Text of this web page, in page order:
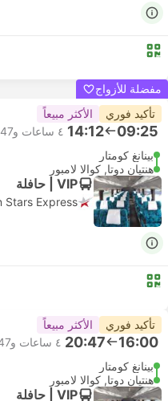
مفضلة للأزواج
تأكيد فوري
الأكثر مبيعاً
09:25
14:12 ٤ ساعات و‫47 دقائق
بينانغ كومتار
هنتيان دوتا, كوالا لامبور
VIP | حافلة
Stars Express
تأكيد فوري الأكثر مبيعاً
16:00
20:47 ٤ ساعات و‫47 دقائق
بينانغ كومتار
هنتيان دوتا, كوالا لامبور
VIP | حافلة